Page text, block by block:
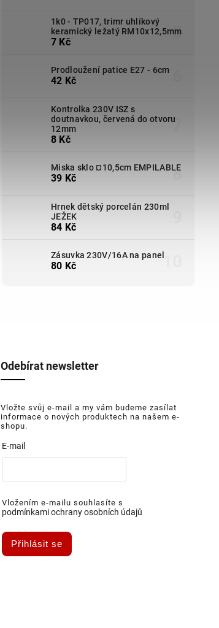
1k0 - TP017, trimr uhlíkový
keramický ležatý RM10x12,5mm
7 Kč
Prodloužení patice E27 - 6cm
42 Kč
Kontrolka 230V ISZ s
doutnavkou, červená do otvoru
12mm
8 Kč
Miska sklo ¤10,5cm EMPILABLE
39 Kč
Hrnek dětský porcelán 230ml
JEŽEK
84 Kč
Zásuvka 230V/16A na panel
80 Kč
Odebírat newsletter
Vložte svůj e-mail a my vám budeme zasílat
informace o nových produktech na našem e-
shopu.
E-mail
Vložením e-mailu souhlasíte s
podmínkami ochrany osobních údajů
Přihlásit se